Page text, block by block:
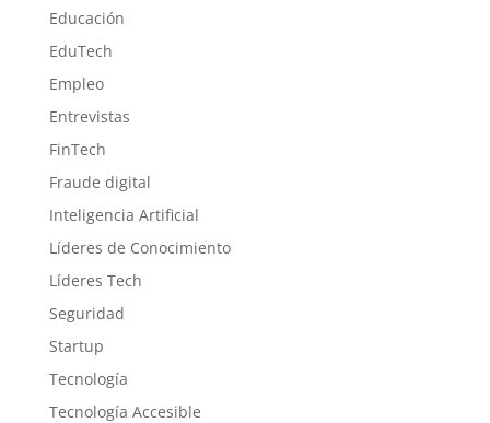
Educación
EduTech
Empleo
Entrevistas
FinTech
Fraude digital
Inteligencia Artificial
Líderes de Conocimiento
Líderes Tech
Seguridad
Startup
Tecnología
Tecnología Accesible